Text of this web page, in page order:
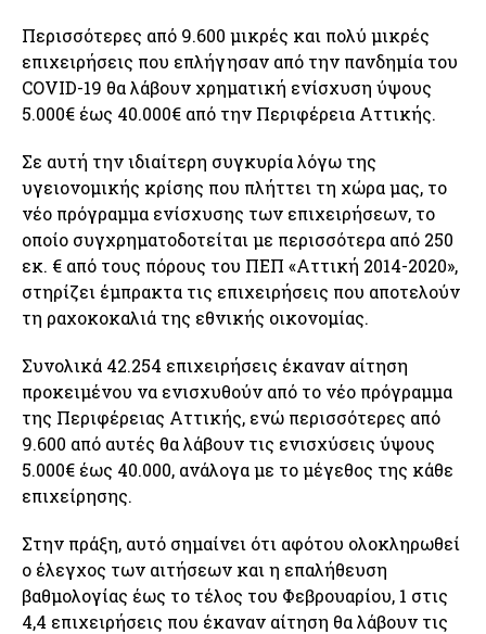
Περισσότερες από 9.600 μικρές και πολύ μικρές
επιχειρήσεις που επλήγησαν από την πανδημία του
COVID-19 θα λάβουν χρηματική ενίσχυση ύψους
5.000€ έως 40.000€ από την Περιφέρεια Αττικής.
Σε αυτή την ιδιαίτερη συγκυρία λόγω της
υγειονομικής κρίσης που πλήττει τη χώρα μας, το
νέο πρόγραμμα ενίσχυσης των επιχειρήσεων, το
οποίο συγχρηματοδοτείται με περισσότερα από 250
εκ. € από τους πόρους του ΠΕΠ «Αττική 2014-2020»,
στηρίζει έμπρακτα τις επιχειρήσεις που αποτελούν
τη ραχοκοκαλιά της εθνικής οικονομίας.
Συνολικά 42.254 επιχειρήσεις έκαναν αίτηση
προκειμένου να ενισχυθούν από το νέο πρόγραμμα
της Περιφέρειας Αττικής, ενώ περισσότερες από
9.600 από αυτές θα λάβουν τις ενισχύσεις ύψους
5.000€ έως 40.000, ανάλογα με το μέγεθος της κάθε
επιχείρησης.
Στην πράξη, αυτό σημαίνει ότι αφότου ολοκληρωθεί
ο έλεγχος των αιτήσεων και η επαλήθευση
βαθμολογίας έως το τέλος του Φεβρουαρίου, 1 στις
4,4 επιχειρήσεις που έκαναν αίτηση θα λάβουν τις